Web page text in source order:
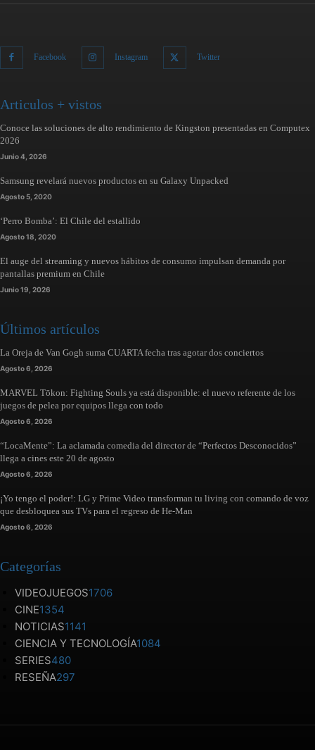
Facebook Instagram Twitter
Articulos + vistos
Conoce las soluciones de alto rendimiento de Kingston presentadas en Computex
2026
Junio 4, 2026
Samsung revelará nuevos productos en su Galaxy Unpacked
Agosto 5, 2020
‘Perro Bomba’: El Chile del estallido
Agosto 18, 2020
El auge del streaming y nuevos hábitos de consumo impulsan demanda por
pantallas premium en Chile
Junio 19, 2026
Últimos artículos
La Oreja de Van Gogh suma CUARTA fecha tras agotar dos conciertos
Agosto 6, 2026
MARVEL Tōkon: Fighting Souls ya está disponible: el nuevo referente de los
juegos de pelea por equipos llega con todo
Agosto 6, 2026
“LocaMente”: La aclamada comedia del director de “Perfectos Desconocidos”
llega a cines este 20 de agosto
Agosto 6, 2026
¡Yo tengo el poder!: LG y Prime Video transforman tu living con comando de voz
que desbloquea sus TVs para el regreso de He-Man
Agosto 6, 2026
Categorías
VIDEOJUEGOS1706
CINE1354
NOTICIAS1141
CIENCIA Y TECNOLOGÍA1084
SERIES480
RESEÑA297